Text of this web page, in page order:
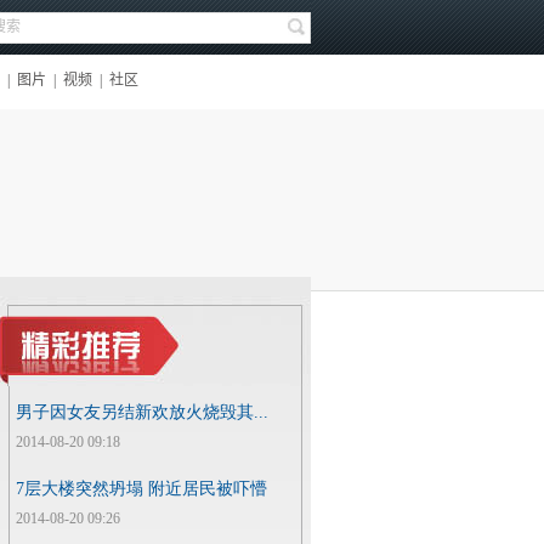
男子因女友另结新欢放火烧毁其...
2014-08-20 09:18
7层大楼突然坍塌 附近居民被吓懵
2014-08-20 09:26